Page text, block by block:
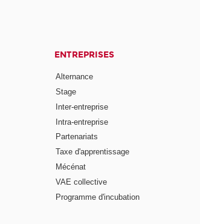
ENTREPRISES
Alternance
Stage
Inter-entreprise
Intra-entreprise
Partenariats
Taxe d'apprentissage
Mécénat
VAE collective
Programme d'incubation